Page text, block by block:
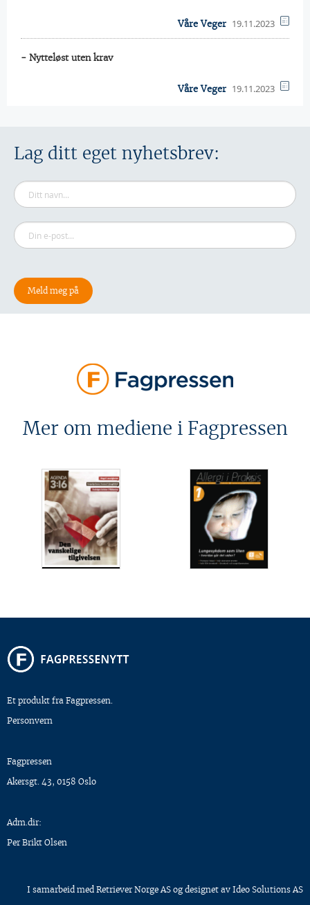
Våre Veger 19.11.2023
- Nytteløst uten krav
Våre Veger 19.11.2023
Lag ditt eget nyhetsbrev:
Mer om mediene i Fagpressen
Et produkt fra Fagpressen.
Personvern
Fagpressen
Akersgt. 43, 0158 Oslo
Adm.dir:
Per Brikt Olsen
I samarbeid med Retriever Norge AS og designet av Ideo Solutions AS